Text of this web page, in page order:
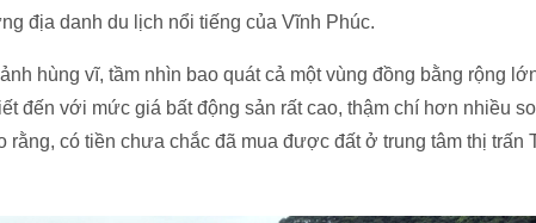
địa danh du lịch nổi tiếng của Vĩnh Phúc.
hùng vĩ, tầm nhìn bao quát cả một vùng đồng bằng rộng
đến với mức giá bất động sản rất cao, thậm chí hơn nhiều
có tiền chưa chắc đã mua được đất ở trung tâm thị trấn